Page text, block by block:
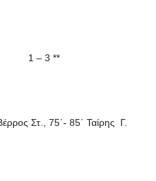
1 – 3 **
Στ., 75΄- 85΄ Ταίρης Γ.